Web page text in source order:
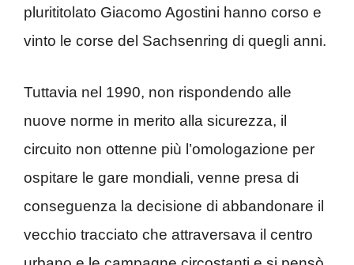
plurititolato Giacomo Agostini hanno corso e
vinto le corse del Sachsenring di quegli anni.
Tuttavia nel 1990, non rispondendo alle
nuove norme in merito alla sicurezza, il
circuito non ottenne più l’omologazione per
ospitare le gare mondiali, venne presa di
conseguenza la decisione di abbandonare il
vecchio tracciato che attraversava il centro